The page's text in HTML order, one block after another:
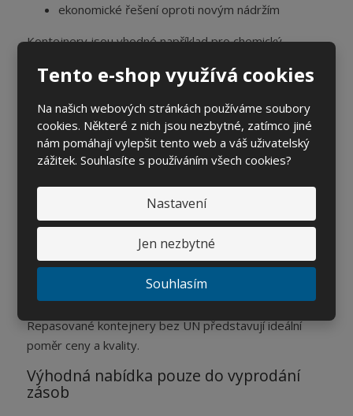
Tento e-shop využívá cookies
Na našich webových stránkách používáme soubory
cookies. Některé z nich jsou nezbytné, zatímco jiné
nám pomáhají vylepšit tento web a váš uživatelský
zážitek. Souhlasíte s používáním všech cookies?
Nastavení
Jen nezbytné
Souhlasím
ekonomické řešení oproti novým nádržím
Kontejnery jsou vhodné například pro chemický
provozy.
Repasované IBC kontejnery bez UN
Pro běžné využití nabízíme také variantu bez UN
certifikace. Jedná se o cenově velmi výhodné řešení
například pro:
technické kapaliny
průmyslové provozy
Repasované kontejnery bez UN představují ideální
poměr ceny a kvality.
Výhodná nabídka pouze do vyprodání
zásob